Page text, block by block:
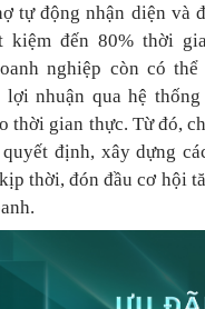
tự động nhận diện và
kiệm đến 80% thời
nghiệp còn có thể
nhuận qua hệ thống
thời gian thực. Từ đó,
quyết định, xây dựng
thời, đón đầu cơ hội